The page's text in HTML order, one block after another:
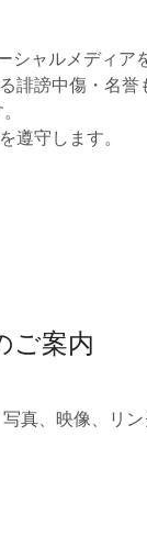
ャルメディア
誹謗中傷・名
遵守します。
ご案内
真、映像、リ